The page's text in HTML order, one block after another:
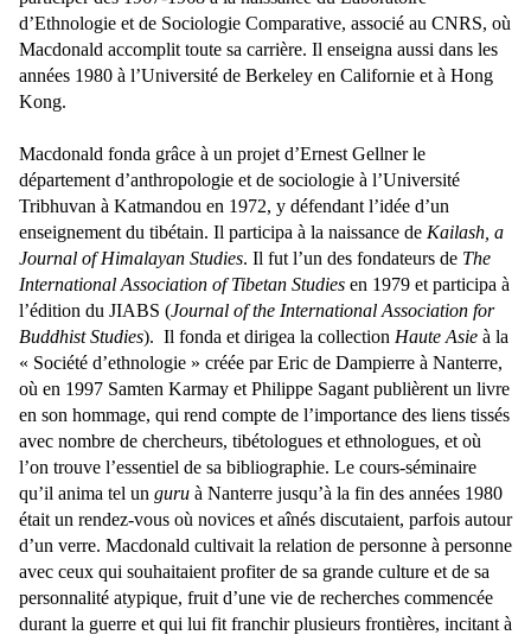
d’Ethnologie et de Sociologie Comparative, associé au CNRS, où
Macdonald accomplit toute sa carrière. Il enseigna aussi dans les
années 1980 à l’Université de Berkeley en Californie et à Hong
Kong.
Macdonald fonda grâce à un projet d’Ernest Gellner le
département d’anthropologie et de sociologie à l’Université
Tribhuvan à Katmandou en 1972, y défendant l’idée d’un
enseignement du tibétain. Il participa à la naissance de Kailash, a
Journal of Himalayan Studies. Il fut l’un des fondateurs de The
International Association of Tibetan Studies en 1979 et participa à
l’édition du JIABS (Journal of the International Association for
Buddhist Studies). Il fonda et dirigea la collection Haute Asie à la
« Société d’ethnologie » créée par Eric de Dampierre à Nanterre,
où en 1997 Samten Karmay et Philippe Sagant publièrent un livre
en son hommage, qui rend compte de l’importance des liens tissés
avec nombre de chercheurs, tibétologues et ethnologues, et où
l’on trouve l’essentiel de sa bibliographie. Le cours-séminaire
qu’il anima tel un guru à Nanterre jusqu’à la fin des années 1980
était un rendez-vous où novices et aînés discutaient, parfois autour
d’un verre. Macdonald cultivait la relation de personne à personne
avec ceux qui souhaitaient profiter de sa grande culture et de sa
personnalité atypique, fruit d’une vie de recherches commencée
durant la guerre et qui lui fit franchir plusieurs frontières, incitant à